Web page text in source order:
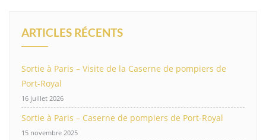
ARTICLES RÉCENTS
Sortie à Paris – Visite de la Caserne de pompiers de
Port-Royal
16 juillet 2026
Sortie à Paris – Caserne de pompiers de Port-Royal
15 novembre 2025